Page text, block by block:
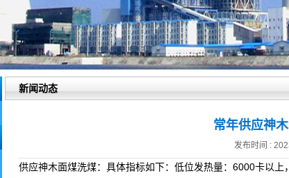
新闻动态
常年供应神
发布时间 :
供应神木面煤洗煤：具体指标如下：低位发热量：6000卡以